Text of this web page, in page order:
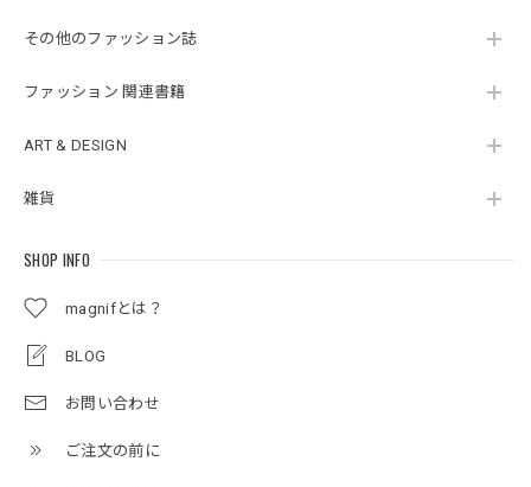
その他のファッション誌
ファッション 関連書籍
ART & DESIGN
雑貨
SHOP INFO
magnifとは？
BLOG
お問い合わせ
ご注文の前に